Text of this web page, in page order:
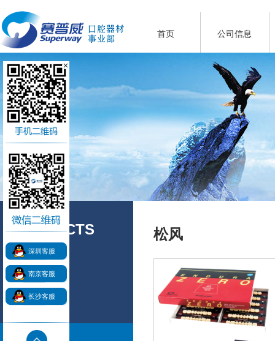
首页 公司信息
产品展示
PRODUCTS
阿曼吉尔巴赫
松风
深圳客服
南京客服
长沙客服